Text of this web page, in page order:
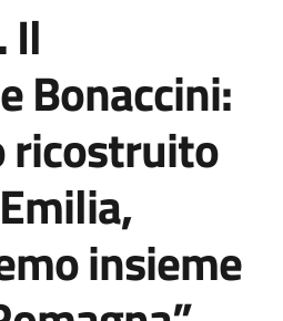
Il
Bonaccini:
ricostruito
insieme